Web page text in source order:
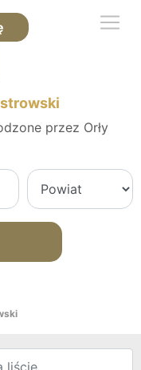
przez Orły